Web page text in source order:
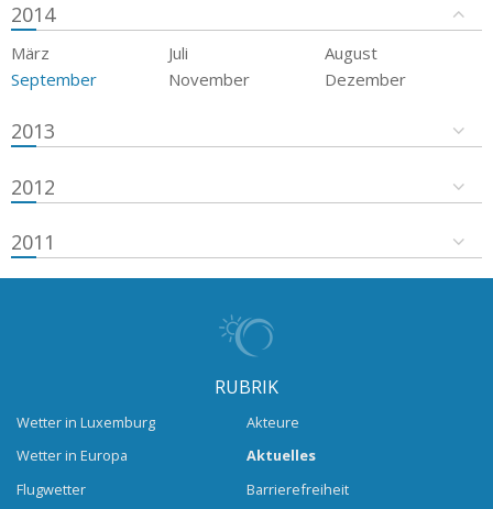
2014
März Juli
August
September
November Dezember
2013
2012
2011
RUBRIK
Wetter in Luxemburg
Wetter in Europa
Flugwetter
Akteure
Aktuelles
Barrierefreiheit